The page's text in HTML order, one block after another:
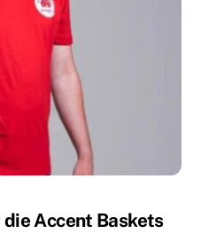
Accent Baskets